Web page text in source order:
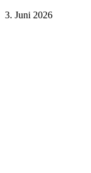
3. Juni 2026